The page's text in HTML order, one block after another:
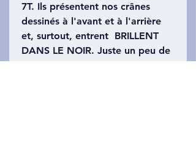
7T. Ils présentent nos crânes
dessinés à l'avant et à l'arrière
et, surtout, entrent BRILLENT
DANS LE NOIR. Juste un peu de